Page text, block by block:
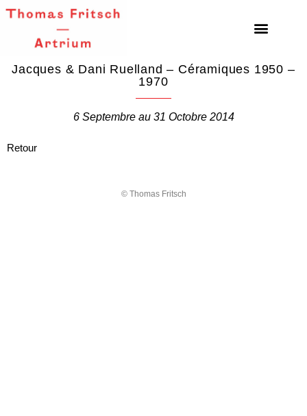
Jacques & Dani Ruelland – Céramiques 1950 –
1970
6 Septembre au 31 Octobre 2014
Retour
© Thomas Fritsch